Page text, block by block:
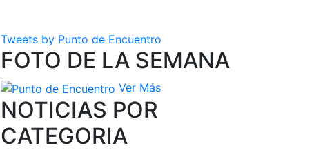
Tweets by Punto de Encuentro
FOTO DE LA SEMANA
Ver Más
NOTICIAS POR
CATEGORIA